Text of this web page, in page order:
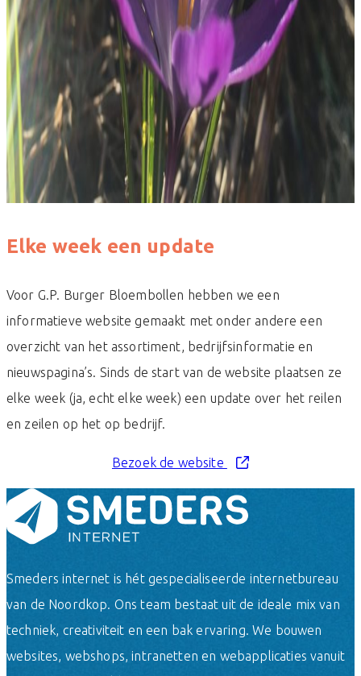
Elke week een update
Voor G.P. Burger Bloembollen hebben we een
informatieve website gemaakt met onder andere een
overzicht van het assortiment, bedrijfsinformatie en
nieuwspagina’s. Sinds de start van de website plaatsen ze
elke week (ja, echt elke week) een update over het reilen
en zeilen op het op bedrijf.
Bezoek de website
Smeders internet is hét gespecialiseerde internetbureau
van de Noordkop. Ons team bestaat uit de ideale mix van
techniek, creativiteit en een bak ervaring. We bouwen
websites, webshops, intranetten en webapplicaties vanuit